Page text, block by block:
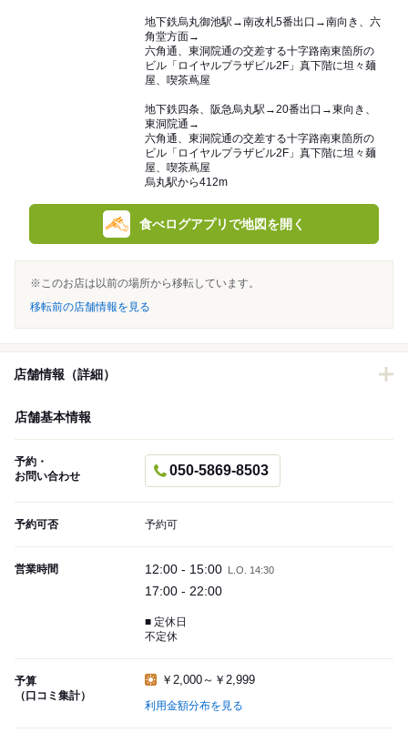
地下鉄烏丸御池駅→南改札5番出口→南向き、六
角堂方面→
六角通、東洞院通の交差する十字路南東箇所の
ビル「ロイヤルプラザビル2F」真下階に坦々麺
屋、喫茶蔦屋
地下鉄四条、阪急烏丸駅→20番出口→東向き、
東洞院通→
六角通、東洞院通の交差する十字路南東箇所の
ビル「ロイヤルプラザビル2F」真下階に坦々麺
屋、喫茶蔦屋
烏丸駅から412m
食べログアプリで地図を開く
※このお店は以前の場所から移転しています。
移転前の店舗情報を見る
店舗情報（詳細）
店舗基本情報
予約・
お問い合わせ
050-5869-8503
予約可否 予約可
営業時間 12:00 - 15:00 L.O. 14:30
17:00 - 22:00
■ 定休日
不定休
予算
（口コミ集計）
￥2,000～￥2,999
利用金額分布を見る